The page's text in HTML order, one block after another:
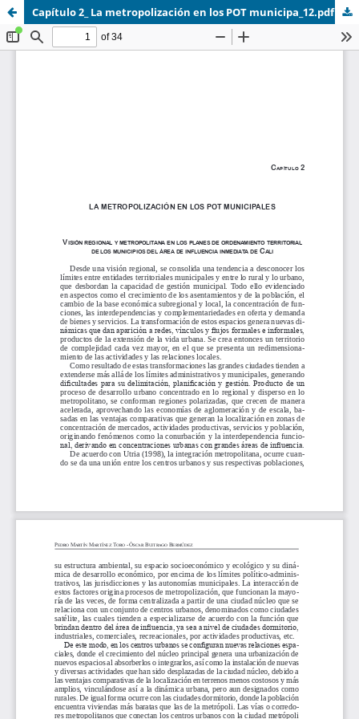
Capítulo 2_ La metropolización en los POT municipa_12.pdf